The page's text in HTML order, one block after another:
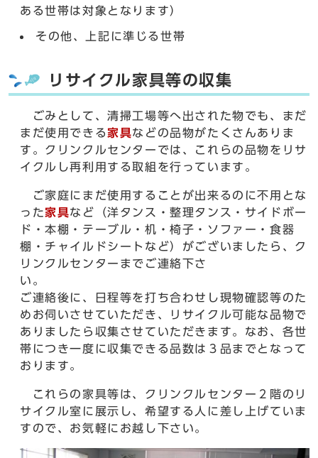
ある世帯は対象となります）
その他、上記に準じる世帯
リサイクル家具等の収集
ごみとして、清掃工場等へ出された物でも、まだ
まだ使用できる家具などの品物がたくさんありま
す。クリンクルセンターでは、これらの品物をリサ
イクルし再利用する取組を行っています。
ご家庭にまだ使用することが出来るのに不用とな
った家具など（洋タンス・整理タンス・サイドボー
ド・本棚・テーブル・机・椅子・ソファー・食器
棚・チャイルドシートなど）がございましたら、ク
リンクルセンターまでご連絡下さ
い
ご連絡後に、日程等を打ち合わせし現物確認等のた
めお伺いさせていただき、リサイクル可能な品物で
ありましたら収集させていただきます。なお、各世
帯につき一度に収集できる品数は３品までとなって
おります。
これらの家具等は、クリンクルセンター２階のリ
サイクル室に展示し、希望する人に差し上げていま
すので、お気軽にお越し下さい。